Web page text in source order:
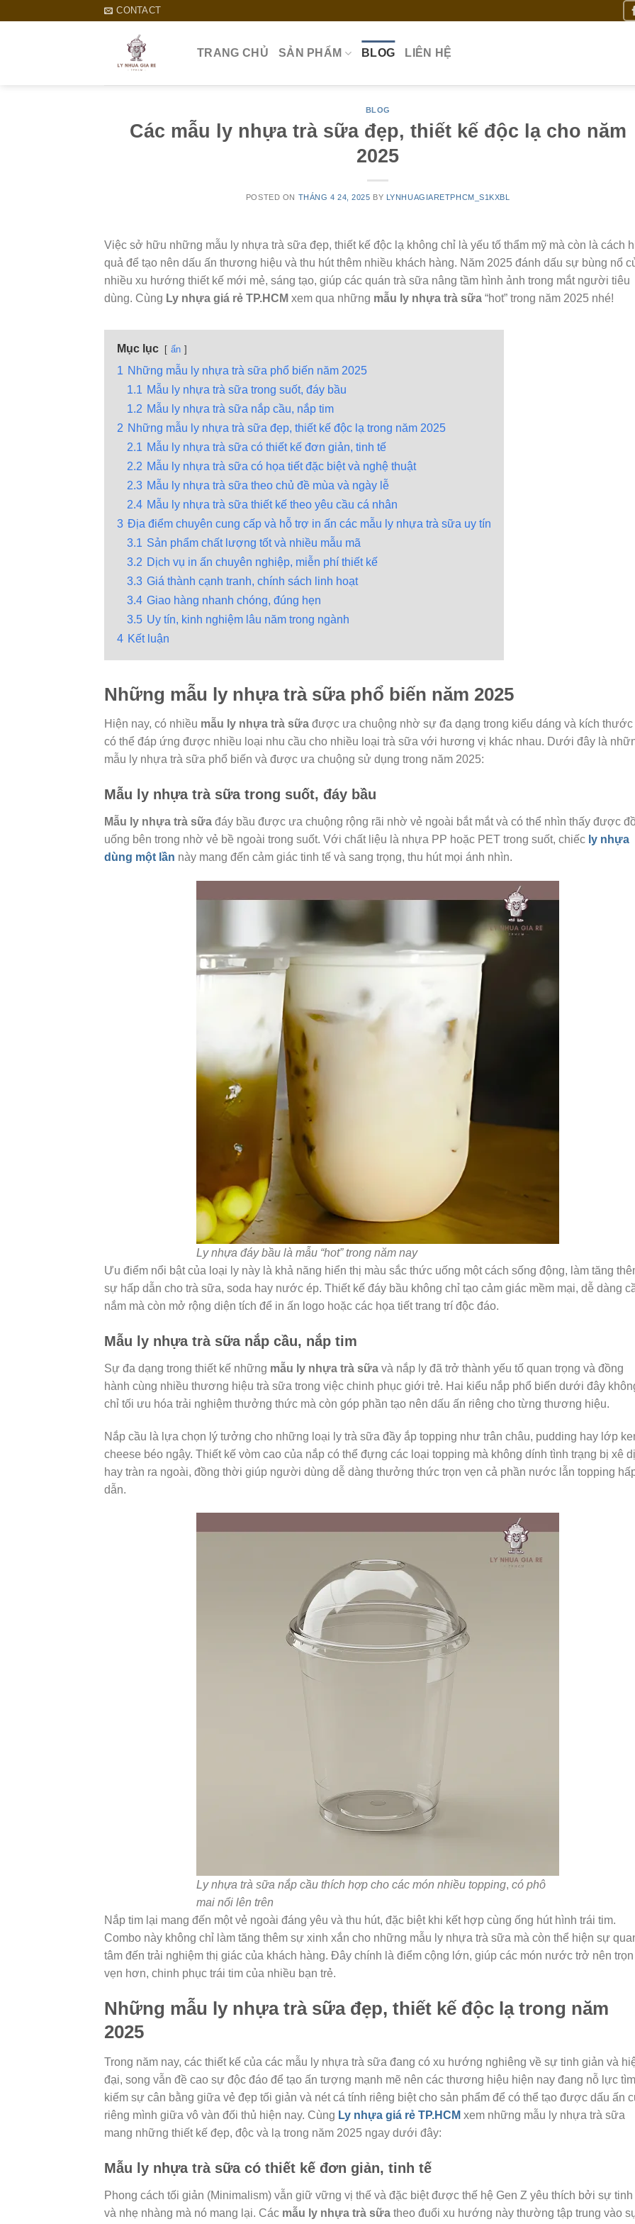
CONTACT
TRANG CHỦ SẢN PHẨM BLOG LIÊN HỆ
BLOG
Các mẫu ly nhựa trà sữa đẹp, thiết kế độc lạ cho năm
2025
POSTED ON THÁNG 4 24, 2025 BY LYNHUAGIARETPHCM_S1KXBL
Việc sở hữu những mẫu ly nhựa trà sữa đẹp, thiết kế độc lạ không chỉ là yếu tố thẩm mỹ mà còn là cách
quả để tạo nên dấu ấn thương hiệu và thu hút thêm nhiều khách hàng. Năm 2025 đánh dấu sự bùng nổ
nhiều xu hướng thiết kế mới mẻ, sáng tạo, giúp các quán trà sữa nâng tầm hình ảnh trong mắt người tiêu
dùng. Cùng Ly nhựa giá rẻ TP.HCM xem qua những mẫu ly nhựa trà sữa “hot” trong năm 2025 nhé!
Mục lục ẩn
1 Những mẫu ly nhựa trà sữa phổ biến năm 2025
1.1 Mẫu ly nhựa trà sữa trong suốt, đáy bầu
1.2 Mẫu ly nhựa trà sữa nắp cầu, nắp tim
2 Những mẫu ly nhựa trà sữa đẹp, thiết kế độc lạ trong năm 2025
2.1 Mẫu ly nhựa trà sữa có thiết kế đơn giản, tinh tế
2.2 Mẫu ly nhựa trà sữa có họa tiết đặc biệt và nghệ thuật
2.3 Mẫu ly nhựa trà sữa theo chủ đề mùa và ngày lễ
2.4 Mẫu ly nhựa trà sữa thiết kế theo yêu cầu cá nhân
3 Địa điểm chuyên cung cấp và hỗ trợ in ấn các mẫu ly nhựa trà sữa uy tín
3.1 Sản phẩm chất lượng tốt và nhiều mẫu mã
3.2 Dịch vụ in ấn chuyên nghiệp, miễn phí thiết kế
3.3 Giá thành cạnh tranh, chính sách linh hoạt
3.4 Giao hàng nhanh chóng, đúng hẹn
3.5 Uy tín, kinh nghiệm lâu năm trong ngành
4 Kết luận
Những mẫu ly nhựa trà sữa phổ biến năm 2025
Hiện nay, có nhiều mẫu ly nhựa trà sữa được ưa chuộng nhờ sự đa dạng trong kiểu dáng và kích thước
có thể đáp ứng được nhiều loại nhu cầu cho nhiều loại trà sữa với hương vị khác nhau. Dưới đây là
mẫu ly nhựa trà sữa phổ biến và được ưa chuộng sử dụng trong năm 2025:
Mẫu ly nhựa trà sữa trong suốt, đáy bầu
Mẫu ly nhựa trà sữa đáy bầu được ưa chuộng rộng rãi nhờ vẻ ngoài bắt mắt và có thể nhìn thấy được
uống bên trong nhờ vẻ bề ngoài trong suốt. Với chất liệu là nhựa PP hoặc PET trong suốt, chiếc ly nhựa
dùng một lần này mang đến cảm giác tinh tế và sang trọng, thu hút mọi ánh nhìn.
Ly nhựa đáy bầu là mẫu “hot” trong năm nay
Ưu điểm nổi bật của loại ly này là khả năng hiển thị màu sắc thức uống một cách sống động, làm tăng
sự hấp dẫn cho trà sữa, soda hay nước ép. Thiết kế đáy bầu không chỉ tạo cảm giác mềm mại, dễ dàng
nắm mà còn mở rộng diện tích để in ấn logo hoặc các họa tiết trang trí độc đáo.
Mẫu ly nhựa trà sữa nắp cầu, nắp tim
Sự đa dạng trong thiết kế những mẫu ly nhựa trà sữa và nắp ly đã trở thành yếu tố quan trọng và đồng
hành cùng nhiều thương hiệu trà sữa trong việc chinh phục giới trẻ. Hai kiểu nắp phổ biến dưới đây
chỉ tối ưu hóa trải nghiệm thưởng thức mà còn góp phần tạo nên dấu ấn riêng cho từng thương hiệu.
Nắp cầu là lựa chọn lý tưởng cho những loại ly trà sữa đầy ắp topping như trân châu, pudding hay lớp
cheese béo ngậy. Thiết kế vòm cao của nắp có thể đựng các loại topping mà không dính tình trạng bị xê
hay tràn ra ngoài, đồng thời giúp người dùng dễ dàng thưởng thức trọn vẹn cả phần nước lẫn topping
dẫn.
Ly nhựa trà sữa nắp cầu thích hợp cho các món nhiều topping,có phô
mai nổi lên trên
Nắp tim lại mang đến một vẻ ngoài đáng yêu và thu hút, đặc biệt khi kết hợp cùng ống hút hình trái tim.
Combo này không chỉ làm tăng thêm sự xinh xắn cho những mẫu ly nhựa trà sữa mà còn thể hiện sự
tâm đến trải nghiệm thị giác của khách hàng. Đây chính là điểm cộng lớn, giúp các món nước trở nên trọn
vẹn hơn, chinh phục trái tim của nhiều bạn trẻ.
Những mẫu ly nhựa trà sữa đẹp, thiết kế độc lạ trong năm
2025
Trong năm nay, các thiết kế của các mẫu ly nhựa trà sữa đang có xu hướng nghiêng về sự tinh giản và
đại, song vẫn đề cao sự độc đáo để tạo ấn tượng mạnh mẽ nên các thương hiệu hiện nay đang nỗ lực tìm
kiếm sự cân bằng giữa vẻ đẹp tối giản và nét cá tính riêng biệt cho sản phẩm để có thể tạo được dấu ấn
riêng mình giữa vô vàn đối thủ hiện nay. Cùng Ly nhựa giá rẻ TP.HCM xem những mẫu ly nhựa trà sữa
mang những thiết kế đẹp, độc và lạ trong năm 2025 ngay dưới đây:
Mẫu ly nhựa trà sữa có thiết kế đơn giản, tinh tế
Phong cách tối giản (Minimalism) vẫn giữ vững vị thế và đặc biệt được thế hệ Gen Z yêu thích bởi sự tinh
và nhẹ nhàng mà nó mang lại. Các mẫu ly nhựa trà sữa theo đuổi xu hướng này thường tập trung vào